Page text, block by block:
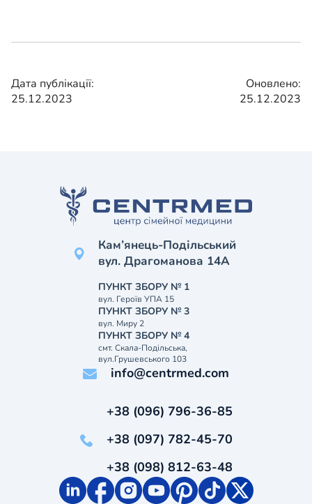
Дата публікації:
25.12.2023
Оновлено:
25.12.2023
Кам’янець-Подільський
вул. Драгоманова 14А
ПУНКТ ЗБОРУ № 1
вул. Героїв УПА 15
ПУНКТ ЗБОРУ № 3
вул. Миру 2
ПУНКТ ЗБОРУ № 4
смт. Скала-Подільська,
вул.Грушевського 103
info@centrmed.com
+38 (096) 796-36-85
+38 (097) 782-45-70
+38 (098) 812-63-48